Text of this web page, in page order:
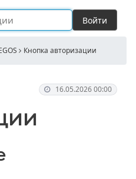
Войти
Кнопка авторизации
16.05.2026 00:00